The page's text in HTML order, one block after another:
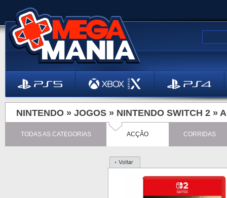
NINTENDO » JOGOS » NINTENDO SWITCH 2 »
TODAS AS CATEGORIAS ACÇÃO CORRIDAS